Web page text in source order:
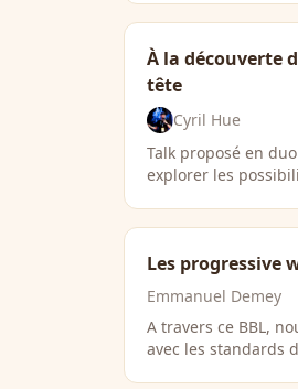
À la découverte
tête
Cyril Hue
Talk proposé en
explorer les
Les progressive
Emmanuel Demey
A travers ce BBL,
avec les standards